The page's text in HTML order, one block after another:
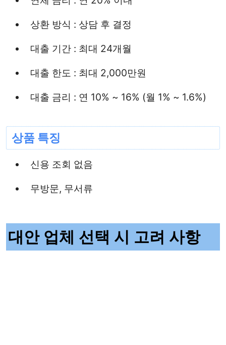
상환 방식 : 상담 후 결정
대출 기간 : 최대 24개월
대출 한도 : 최대 2,000만원
대출 금리 : 연 10% ~ 16% (월 1% ~ 1.6%)
상품 특징
신용 조회 없음
무방문, 무서류
대안 업체 선택 시 고려 사항